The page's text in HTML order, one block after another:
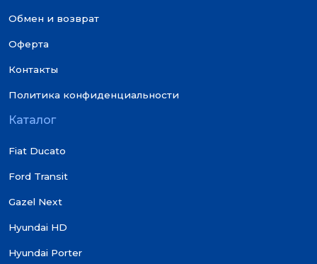
Обмен и возврат
Оферта
Контакты
Политика конфиденциальности
Каталог
Fiat Ducato
Ford Transit
Gazel Next
Hyundai HD
Hyundai Porter